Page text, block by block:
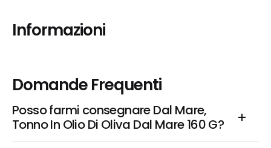
Informazioni
Domande Frequenti
Posso farmi consegnare Dal Mare,
Tonno In Olio Di Oliva Dal Mare 160 G?